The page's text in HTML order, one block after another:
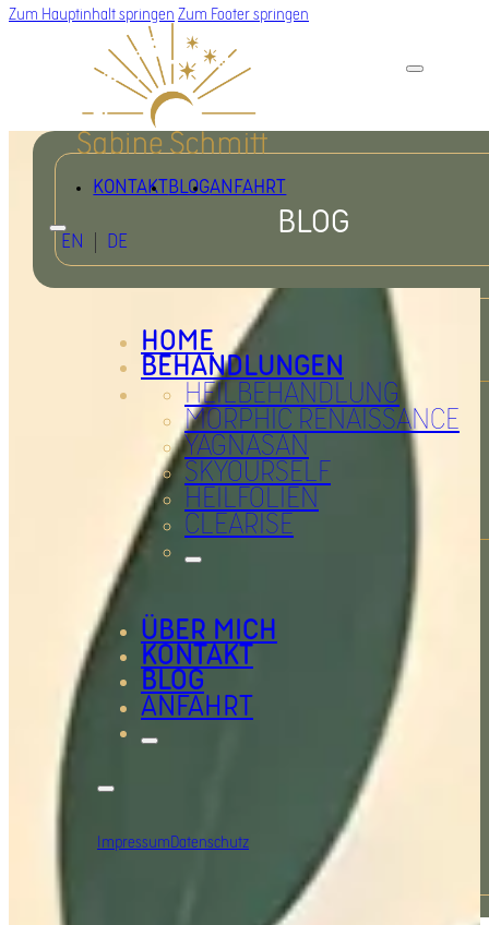
Zum Hauptinhalt springen Zum Footer springen
KONTAKT BLOGANFAHRT
EN DE
HOME
BEHANDLUNGEN
HEILBEHANDLUNG
MORPHIC RENAISSANCE
YAGNASAN
SKYOURSELF
HEILFOLIEN
CLEARISE
ÜBER MICH
KONTAKT
BLOG
ANFAHRT
Impressum Datenschutz
BLOG